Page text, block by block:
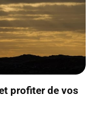
profiter de vos